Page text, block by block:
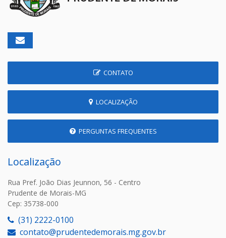
CONTATO
LOCALIZAÇÃO
PERGUNTAS FREQUENTES
Localização
Rua Pref. João Dias Jeunnon, 56 - Centro
Prudente de Morais-MG
Cep: 35738-000
(31) 2222-0100
contato@prudentedemorais.mg.gov.br